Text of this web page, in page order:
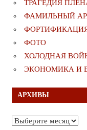
ТРАГЕДИЯ
ФАМИЛЬНЫЙ
ФОТО
ХОЛОДНАЯ
ЭКОНОМИКА И
АРХИВЫ
Архивы